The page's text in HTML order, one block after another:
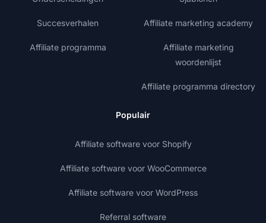
Succesverhalen
Affiliate programma
Affiliate marketing academy
Affiliate marketing
woordenlijst
Affiliate programma directory
Populair
Affiliate software voor Shopify
Affiliate software voor WooCommerce
Affiliate software voor WordPress
Referral software